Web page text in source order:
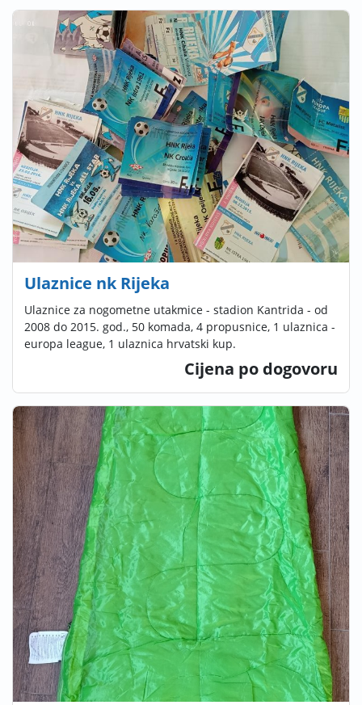
Ulaznice nk Rijeka
Ulaznice za nogometne utakmice - stadion Kantrida - od
2008 do 2015. god., 50 komada, 4 propusnice, 1 ulaznica -
europa league, 1 ulaznica hrvatski kup.
Cijena po dogovoru